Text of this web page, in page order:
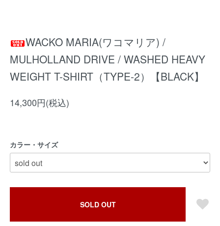
WACKO MARIA(ワコマリア) /
MULHOLLAND DRIVE / WASHED HEAVY
WEIGHT T-SHIRT（TYPE-2）【BLACK】
14,300円(税込)
カラー・サイズ
SOLD OUT